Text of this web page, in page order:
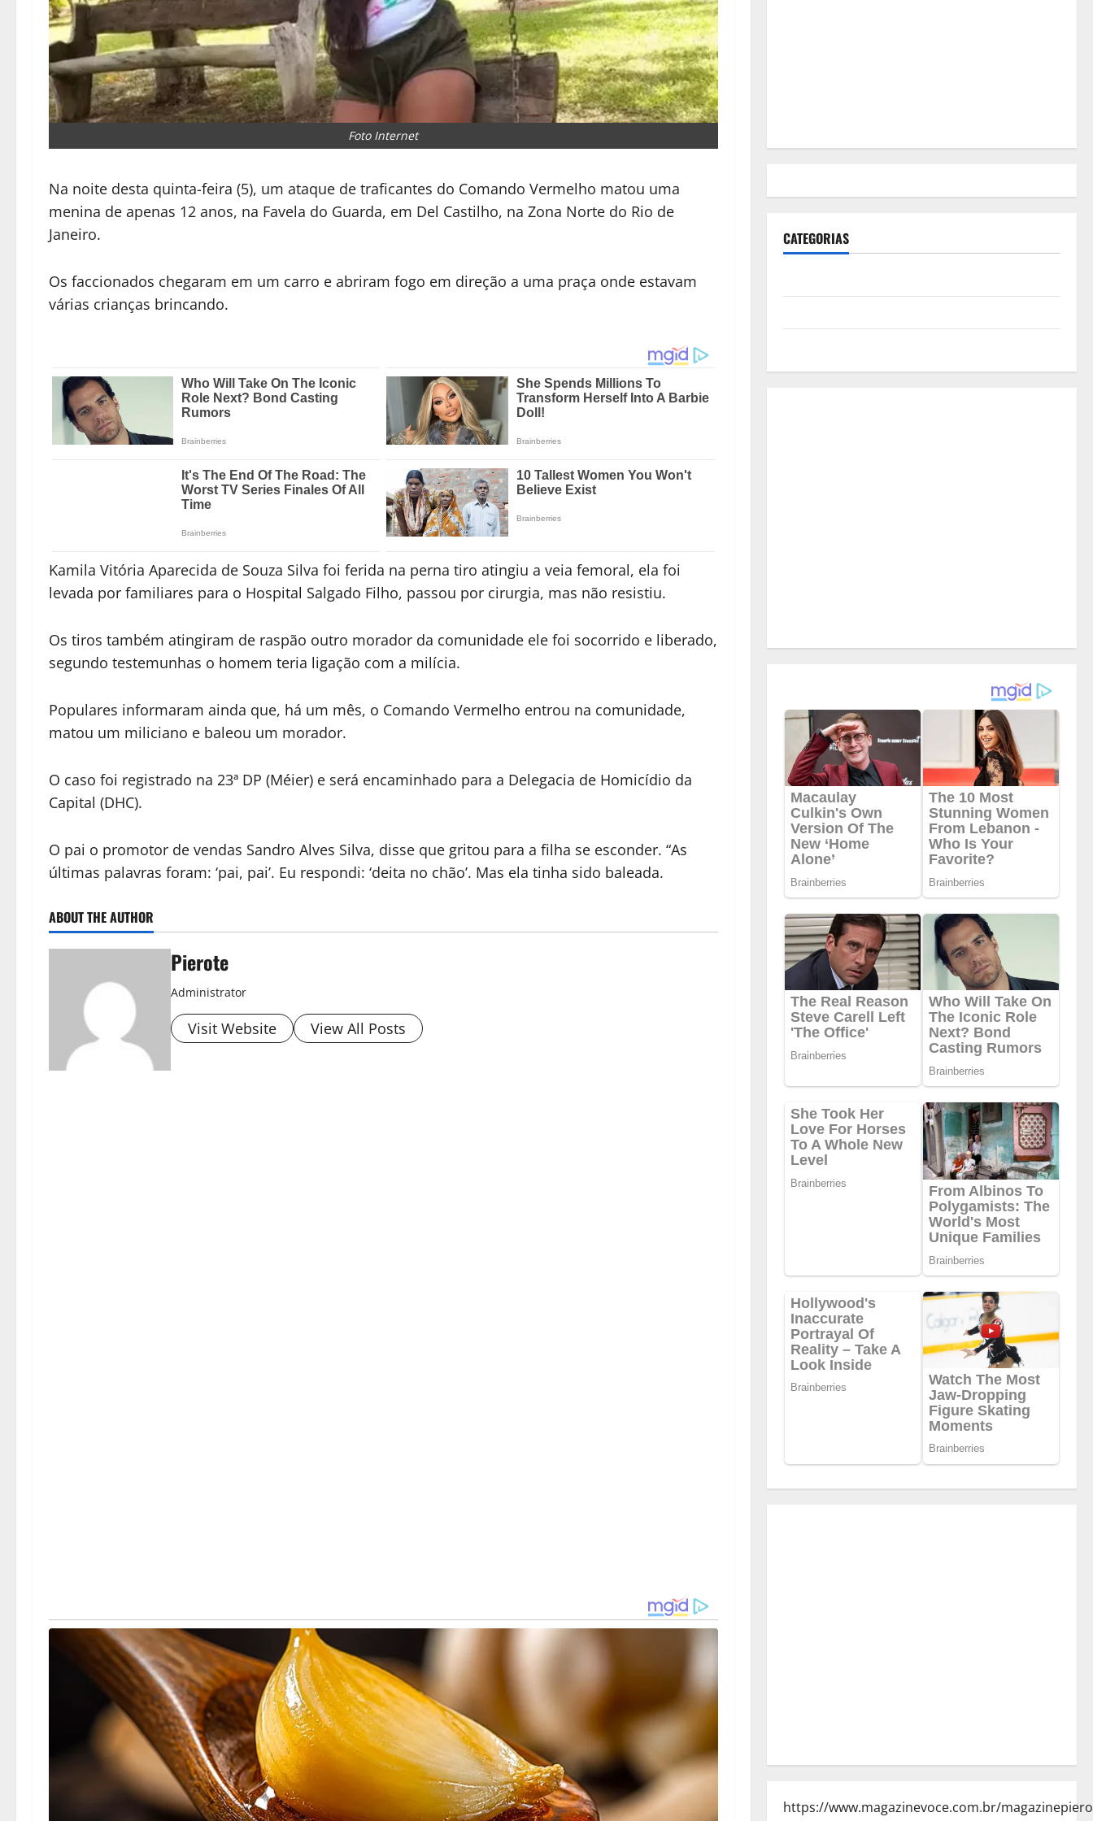
Foto Internet
Na noite desta quinta-feira (5), um ataque de traficantes do Comando Vermelho matou uma
menina de apenas 12 anos, na Favela do Guarda, em Del Castilho, na Zona Norte do Rio de
Janeiro.
Os faccionados chegaram em um carro e abriram fogo em direção a uma praça onde estavam
várias crianças brincando.
Kamila Vitória Aparecida de Souza Silva foi ferida na perna tiro atingiu a veia femoral, ela foi
levada por familiares para o Hospital Salgado Filho, passou por cirurgia, mas não resistiu.
Os tiros também atingiram de raspão outro morador da comunidade ele foi socorrido e liberado,
segundo testemunhas o homem teria ligação com a milícia.
Populares informaram ainda que, há um mês, o Comando Vermelho entrou na comunidade,
matou um miliciano e baleou um morador.
O caso foi registrado na 23ª DP (Méier) e será encaminhado para a Delegacia de Homicídio da
Capital (DHC).
O pai o promotor de vendas Sandro Alves Silva, disse que gritou para a filha se esconder. “As
últimas palavras foram: ‘pai, pai’. Eu respondi: ‘deita no chão’. Mas ela tinha sido baleada.
ABOUT THE AUTHOR
Pierote
Administrator
Visit Website View All Posts
CATEGORIAS
https://www.magazinevoce.com.br/